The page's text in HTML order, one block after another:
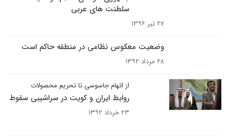
سلطنت های عربی
۲۷ تیر ۱۳۹۶
وضعیت معکوس نظامی در منطقه حاکم است
۲۸ مرداد ۱۳۹۲
از اتهام جاسوسی تا تحریم محصولات
روابط ایران و کویت در سراشیبی سقوط
۲۳ خرداد ۱۳۹۲